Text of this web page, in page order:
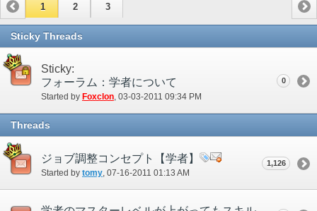
1 2 3
Sticky Threads
Sticky:
フォーラム：学者について
Started by Foxclon‎, 03-03-2011 09:34 PM
0
Threads
ジョブ調整コンセプト【学者】
Started by tomy ‎, 07-16-2011 01:13 AM
1,126